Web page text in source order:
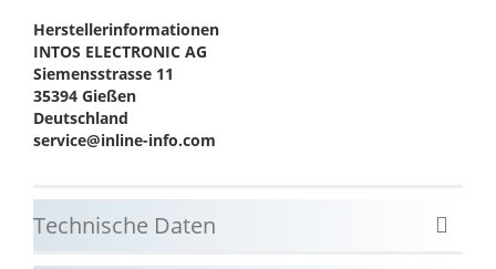
Herstellerinformationen
INTOS ELECTRONIC AG
Siemensstrasse 11
35394 Gießen
Deutschland
service@inline-info.com
Technische Daten